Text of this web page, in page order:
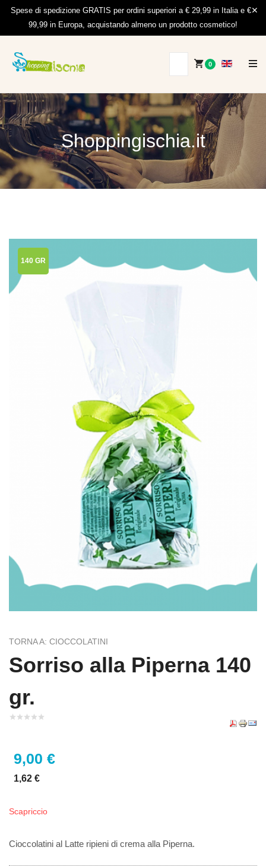
Spese di spedizione GRATIS per ordini superiori a € 29,99 in Italia e €
99,99 in Europa, acquistando almeno un prodotto cosmetico!
0
Shoppingischia.it
140 GR
TORNA A: CIOCCOLATINI
Sorriso alla Piperna 140
gr.
9,00 €
1,62 €
Scapriccio
Cioccolatini al Latte ripieni di crema alla Piperna.